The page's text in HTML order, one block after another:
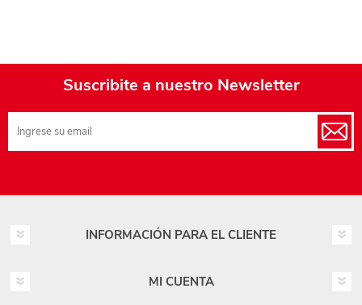
Suscribite a nuestro Newsletter
INFORMACIÓN PARA EL CLIENTE
MI CUENTA